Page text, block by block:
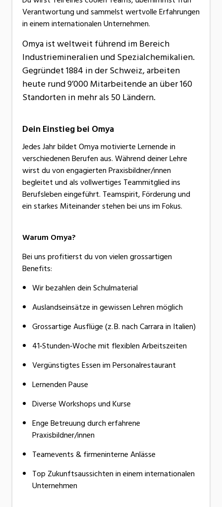
Verantwortung und sammelst wertvolle Erfahrungen
in einem internationalen Unternehmen.
Omya ist weltweit führend im Bereich
Industriemineralien und Spezialchemikalien.
Gegründet 1884 in der Schweiz, arbeiten
heute rund 9’000 Mitarbeitende an über 160
Standorten in mehr als 50 Ländern.
Dein Einstieg bei Omya
Jedes Jahr bildet Omya motivierte Lernende in
verschiedenen Berufen aus. Während deiner Lehre
wirst du von engagierten Praxisbildner/innen
begleitet und als vollwertiges Teammitglied ins
Berufsleben eingeführt. Teamspirit, Förderung und
ein starkes Miteinander stehen bei uns im Fokus.
Warum Omya?
Bei uns profitierst du von vielen grossartigen
Benefits:
Wir bezahlen dein Schulmaterial
Auslandseinsätze in gewissen Lehren möglich
Grossartige Ausflüge (z. B. nach Carrara in Italien)
41‑Stunden‑Woche mit flexiblen Arbeitszeiten
Vergünstigtes Essen im Personalrestaurant
Lernenden Pause
Diverse Workshops und Kurse
Enge Betreuung durch erfahrene
Praxisbildner/innen
Teamevents & firmeninterne Anlässe
Top Zukunftsaussichten in einem internationalen
Unternehmen